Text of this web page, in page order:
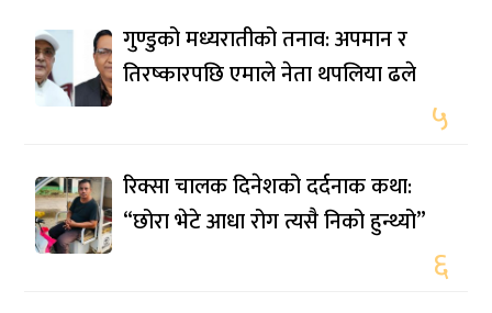
गुण्डुको मध्यरातीको तनाव: अपमान र
तिरष्कारपछि एमाले नेता थपलिया ढले
५
रिक्सा चालक दिनेशको दर्दनाक कथा:
“छोरा भेटे आधा रोग त्यसै निको हुन्थ्यो”
६